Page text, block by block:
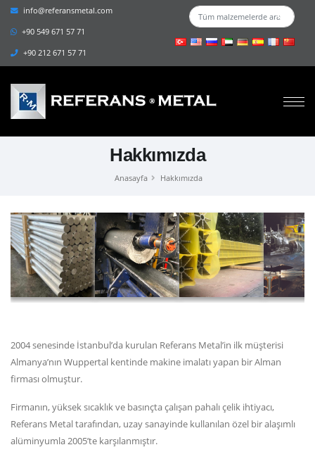
info@referansmetal.com
+90 549 671 57 71
+90 212 671 57 71
Hakkımızda
Anasayfa Hakkımızda
2004 senesinde İstanbul’da kurulan Referans Metal’in ilk müşterisi
Almanya’nın Wuppertal kentinde makine imalatı yapan bir Alman
firması olmuştur.
Firmanın, yüksek sıcaklık ve basınçta çalışan pahalı çelik ihtiyacı,
Referans Metal tarafından, uzay sanayinde kullanılan özel bir alaşımlı
alüminyumla 2005’te karşılanmıştır.